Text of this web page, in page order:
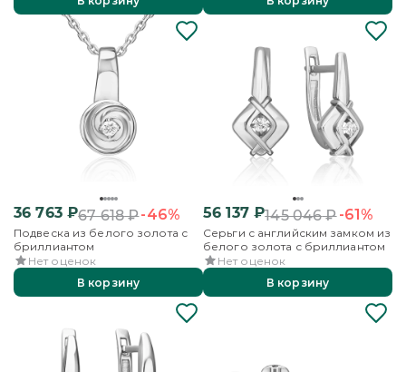
36 763₽67 618₽-46%
Подвеска из белого золота с
бриллиантом
Нет оценок
В корзину
56 137₽145 046₽-61%
Серьги с английским замком из
белого золота с бриллиантом
Нет оценок
В корзину